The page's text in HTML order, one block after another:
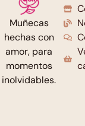
Muñecas
hechas con
amor, para
momentos
inolvidables.